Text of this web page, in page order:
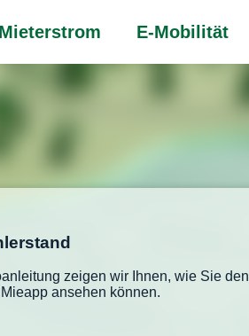
Mieterstrom E-Mobilität
zeigen wir Ihnen, wie Sie den
ansehen können.